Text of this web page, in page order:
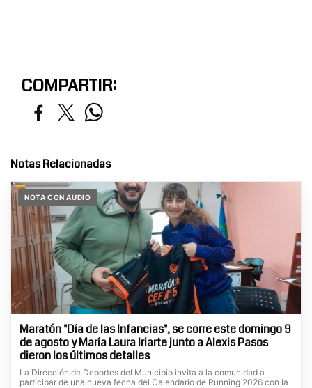
COMPARTIR:
Notas Relacionadas
NOTA CON AUDIO
Maratón "Día de las Infancias", se corre este domingo 9
de agosto y María Laura Iriarte junto a Alexis Pasos
dieron los últimos detalles
La Dirección de Deportes del Municipio invita a la comunidad a
participar de una nueva fecha del Calendario de Running 2026 con la